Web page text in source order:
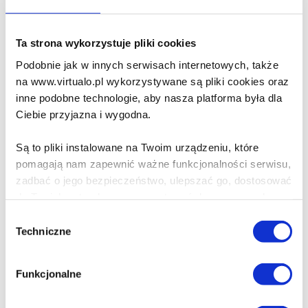
Ta strona wykorzystuje pliki cookies
Podobnie jak w innych serwisach internetowych, także
na www.virtualo.pl wykorzystywane są pliki cookies oraz
inne podobne technologie, aby nasza platforma była dla
Ciebie przyjazna i wygodna.
Są to pliki instalowane na Twoim urządzeniu, które
pomagają nam zapewnić ważne funkcjonalności serwisu,
zadbać o jego bezpieczeństwo, ulepszać go, dostosować
Poza plikami, które są nam niezbędne do prawidłowego
i bezpiecznego działania serwisu - są także takie, które
wymagają Twojej zgody.
zgody
Techniczne
Funkcjonalne
Pułapki myślenia
Daniel Kahneman
Do koszyka Na prezent
Yōkai. Cień, który nosimy